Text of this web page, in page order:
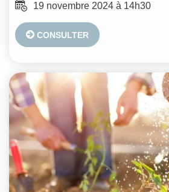
19 novembre 2024 à 14h30
CONSULTER